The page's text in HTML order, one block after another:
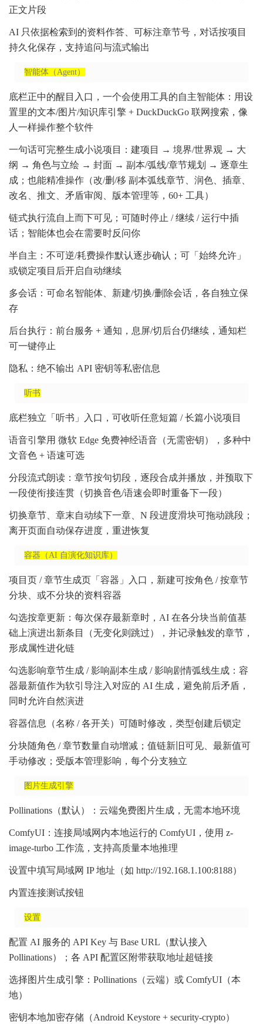
正文片段
AI 只依据检索到的资料作答、可标注章节号，对话按项目
持久化保存，支持追问与流式输出
智能体（Agent）
底栏正中的醒目入口，一个会使用工具的自主智能体：用设
置里的文本/图片/知识库引擎 + DuckDuckGo 联网搜索，像
人一样操作整个软件
一句话可完整生成小说项目：建项目 → 境界/世界观 → 大
纲 → 角色与立绘 → 封面 → 副本/弧线/章节规划 → 逐章生
成；也能精准操作（改/删/移 副本弧线章节、润色、插章、
改名、推文、矛盾审阅、版本管理等，60+ 工具）
链式执行流自上而下可见；可随时停止 / 继续 / 运行中插
话；智能体也会在需要时反问你
半自主：不可逆/耗费操作默认逐步确认；可「始终允许」
或锁定项目后开启自动继续
多会话：可命名智能体、新建/切换/删除会话，各自独立保
存
后台执行：前台服务 + 通知，息屏/切后台仍继续，通知栏
可一键停止
隐私：绝不输出 API 密钥等私密信息
听书
底栏独立「听书」入口，可收听任意短篇 / 长篇小说项目
语音引擎用 微软 Edge 免费神经语音（无需密钥），多种中
文音色 + 语速可选
分段流式朗读：章节按句切段，逐段合成并播放，并预取下
一段使衔接连贯（切换音色/语速会即时重备下一段）
切换章节、章末自动续下一章、N 段进度滑块可拖动跳段；
离开页面自动保存进度，重进恢复
容器（AI 自演化知识库）
项目页 / 章节生成页「容器」入口，新建可按角色 / 按章节
分块、或不分块的资料容器
勾选按章更新：每次保存最新章时，AI 在各分块当前值基
础上演进出新条目（无变化则跳过），并记录触发的章节，
形成属性进化链
勾选影响章节生成 / 影响副本生成 / 影响剧情弧线生成：容
器最新值作为软引导注入对应的 AI 生成，避免前后矛盾，
同时允许自然演进
容器信息（名称 / 各开关）可随时修改，类型创建后锁定
分块随角色 / 章节数量自动增减；值链新旧可见、最新值可
手动修改；受版本管理影响，每个分支独立
图片生成引擎
Pollinations（默认）：云端免费图片生成，无需本地环境
ComfyUI：连接局域网内本地运行的 ComfyUI，使用 z-
image-turbo 工作流，支持高质量本地推理
设置中填写局域网 IP 地址（如 http://192.168.1.100:8188）
内置连接测试按钮
设置
配置 AI 服务的 API Key 与 Base URL（默认接入
Pollinations）；各 API 配置区附带获取地址超链接
选择图片生成引擎：Pollinations（云端）或 ComfyUI（本
地）
密钥本地加密存储（Android Keystore + security-crypto）